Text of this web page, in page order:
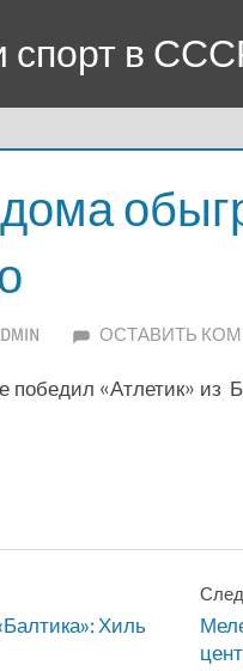
спорт в
ОСТАВИТЬ
«Атлетик» из
Хиль